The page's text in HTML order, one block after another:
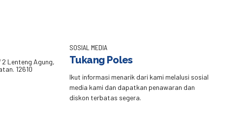
2 Lenteng Agung,
12610
SOSIAL MEDIA
Tukang Poles
Ikut informasi menarik dari kami melalusi sosial
media kami dan dapatkan penawaran dan
diskon terbatas segera.